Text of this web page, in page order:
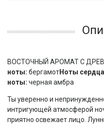
ВОСТОЧНЫЙ АРОМАТ С
ноты: бергамотНоты
ноты: черная амбра
Ты уверенно и
интригующей атмосферой
приятно освежает лицо.